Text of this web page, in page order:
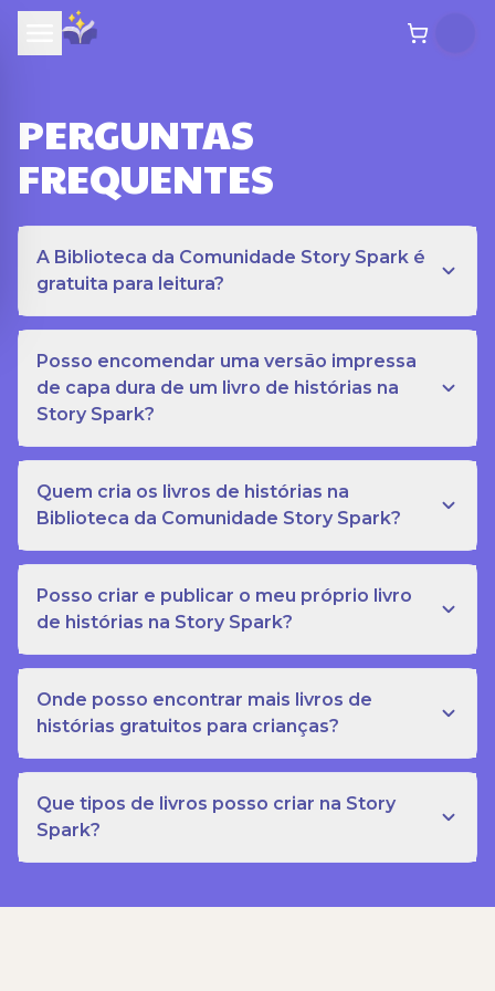
PERGUNTAS
FREQUENTES
A Biblioteca da Comunidade Story Spark é
gratuita para leitura?
Posso encomendar uma versão impressa
de capa dura de um livro de histórias na
Story Spark?
Quem cria os livros de histórias na
Biblioteca da Comunidade Story Spark?
Posso criar e publicar o meu próprio livro
de histórias na Story Spark?
Onde posso encontrar mais livros de
histórias gratuitos para crianças?
Que tipos de livros posso criar na Story
Spark?